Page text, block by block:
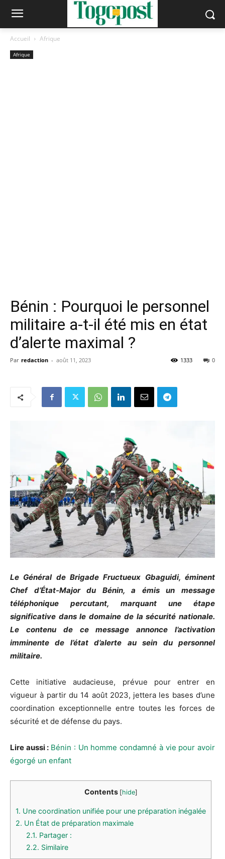
Accueil Afrique
Afrique
Bénin : Pourquoi le personnel
militaire a-t-il été mis en état
d’alerte maximal ?
Par redaction - août 11, 2023 0
1333
Le Général de Brigade Fructueux Gbaguidi, éminent
Chef d’État-Major du Bénin, a émis un message
téléphonique percutant, marquant une étape
significative dans le domaine de la sécurité nationale.
Le contenu de ce message annonce l’activation
imminente de l’état d’alerte au sein du personnel
militaire.
Cette initiative audacieuse, prévue pour entrer en
vigueur à partir du 14 août 2023, jettera les bases d’une
coordination exceptionnelle entre toutes les forces de
sécurité et de défense du pays.
Lire aussi : Bénin : Un homme condamné à vie pour avoir
égorgé un enfant
Contents [hide]
1. Une coordination unifiée pour une préparation inégalée
2. Un État de préparation maximale
2.1. Partager :
2.2. Similaire